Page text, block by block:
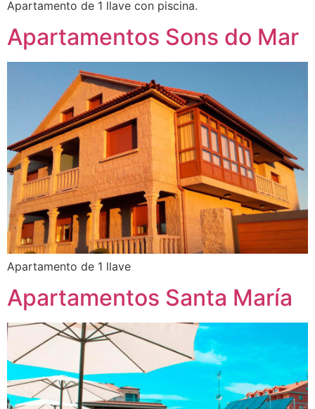
Apartamento de 1 llave con piscina.
Apartamentos Sons do Mar
Apartamento de 1 llave
Apartamentos Santa María